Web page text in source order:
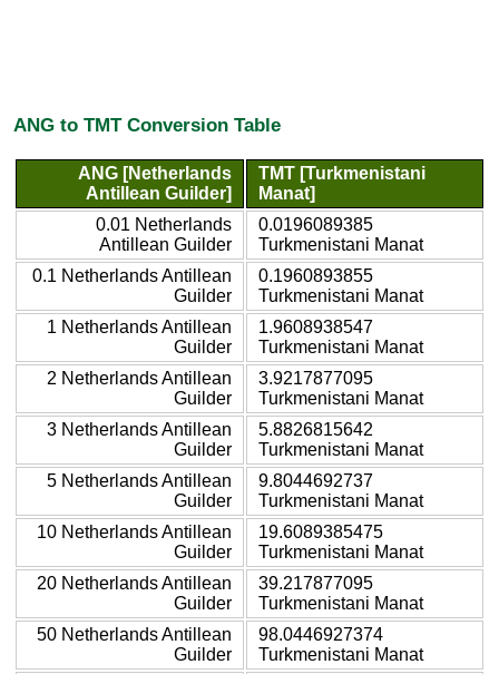
ANG to TMT Conversion Table
ANG [Netherlands
Antillean Guilder]
TMT [Turkmenistani
Manat]
0.01 Netherlands
Antillean Guilder
0.0196089385
Turkmenistani Manat
0.1 Netherlands Antillean
Guilder
0.1960893855
Turkmenistani Manat
1 Netherlands Antillean
Guilder
1.9608938547
Turkmenistani Manat
2 Netherlands Antillean
Guilder
3.9217877095
Turkmenistani Manat
3 Netherlands Antillean
Guilder
5.8826815642
Turkmenistani Manat
5 Netherlands Antillean
Guilder
9.8044692737
Turkmenistani Manat
10 Netherlands Antillean
Guilder
19.6089385475
Turkmenistani Manat
20 Netherlands Antillean
Guilder
39.217877095
Turkmenistani Manat
50 Netherlands Antillean
Guilder
98.0446927374
Turkmenistani Manat